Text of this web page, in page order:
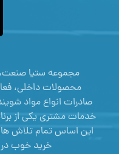
مجموعه ستیا
محصولات داخلی،
صادرات انواع مواد
خدمات مشتری یکی از
این اساس تمام تلاش
خرید خوب